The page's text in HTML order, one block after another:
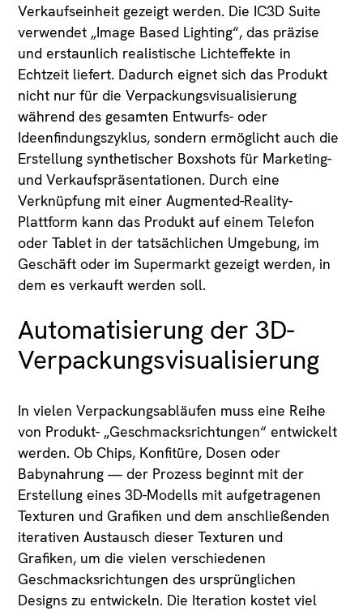
Verkaufseinheit gezeigt werden. Die IC3D Suite
verwendet „Image Based Lighting“, das präzise
und erstaunlich realistische Lichteffekte in
Echtzeit liefert. Dadurch eignet sich das Produkt
nicht nur für die Verpackungsvisualisierung
während des gesamten Entwurfs- oder
Ideenfindungszyklus, sondern ermöglicht auch die
Erstellung synthetischer Boxshots für Marketing-
und Verkaufspräsentationen. Durch eine
Verknüpfung mit einer Augmented-Reality-
Plattform kann das Produkt auf einem Telefon
oder Tablet in der tatsächlichen Umgebung, im
Geschäft oder im Supermarkt gezeigt werden, in
dem es verkauft werden soll.
Automatisierung der 3D-
Verpackungsvisualisierung
In vielen Verpackungsabläufen muss eine Reihe
von Produkt- „Geschmacksrichtungen“ entwickelt
werden. Ob Chips, Konfitüre, Dosen oder
Babynahrung — der Prozess beginnt mit der
Erstellung eines 3D-Modells mit aufgetragenen
Texturen und Grafiken und dem anschließenden
iterativen Austausch dieser Texturen und
Grafiken, um die vielen verschiedenen
Geschmacksrichtungen des ursprünglichen
Designs zu entwickeln. Die Iteration kostet viel